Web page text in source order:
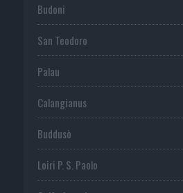
Budoni
San Teodoro
Palau
Calangianus
Buddusò
Loiri P. S. Paolo